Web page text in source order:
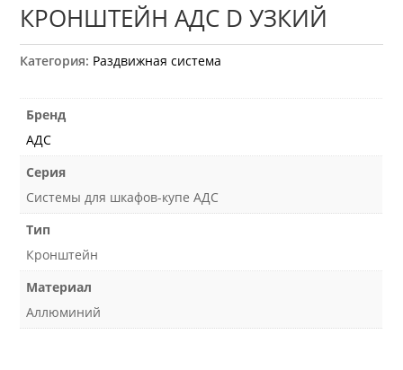
КРОНШТЕЙН АДС D УЗКИЙ
Категория: Раздвижная система
Бренд
АДС
Серия
Системы для шкафов-купе АДС
Тип
Кронштейн
Материал
Аллюминий